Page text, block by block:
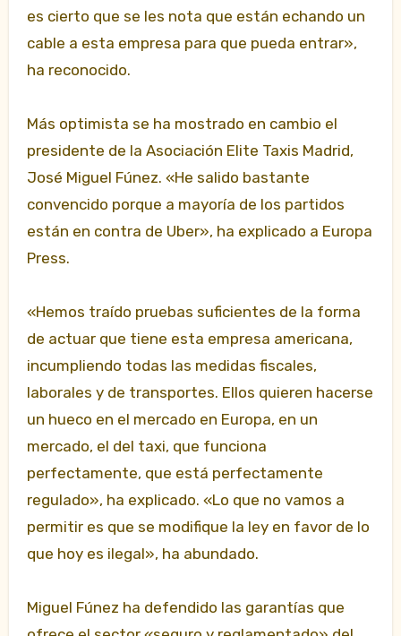
es cierto que se les nota que están echando un
cable a esta empresa para que pueda entrar»,
ha reconocido.
Más optimista se ha mostrado en cambio el
presidente de la Asociación Elite Taxis Madrid,
José Miguel Fúnez. «He salido bastante
convencido porque a mayoría de los partidos
están en contra de Uber», ha explicado a Europa
Press.
«Hemos traído pruebas suficientes de la forma
de actuar que tiene esta empresa americana,
incumpliendo todas las medidas fiscales,
laborales y de transportes. Ellos quieren hacerse
un hueco en el mercado en Europa, en un
mercado, el del taxi, que funciona
perfectamente, que está perfectamente
regulado», ha explicado. «Lo que no vamos a
permitir es que se modifique la ley en favor de lo
que hoy es ilegal», ha abundado.
Miguel Fúnez ha defendido las garantías que